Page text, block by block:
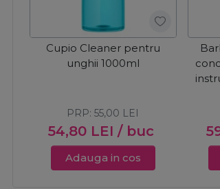
Cupio Cleaner pentru
unghii 1000ml
54,80 LEI / buc
PRP:55,00 LEI
Adauga in cos